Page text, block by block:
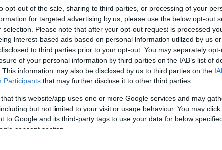
opt-out of the sale, sharing to third parties, or processing of your
for targeted advertising by us, please use the below opt-out
selection. Please note that after your opt-out request is processed
interest-based ads based on personal information utilized by us
to third parties prior to your opt-out. You may separately
of your personal information by third parties on the IAB’s list of
This information may also be disclosed by us to third parties on the
Participants that may further disclose it to other third parties.
that this website/app uses one or more Google services and may
but not limited to your visit or usage behaviour. You may
to Google and its third-party tags to use your data for below
consent section.